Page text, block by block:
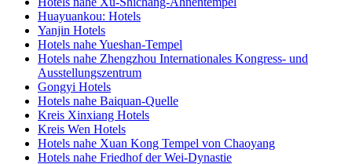
Huayuankou: Hotels
Yanjin Hotels
Hotels nahe Yueshan-Tempel
Hotels nahe Zhengzhou Internationales Kongress- und
Ausstellungszentrum
Gongyi Hotels
Hotels nahe Baiquan-Quelle
Kreis Xinxiang Hotels
Kreis Wen Hotels
Hotels nahe Xuan Kong Tempel von Chaoyang
Hotels nahe Friedhof der Wei-Dynastie